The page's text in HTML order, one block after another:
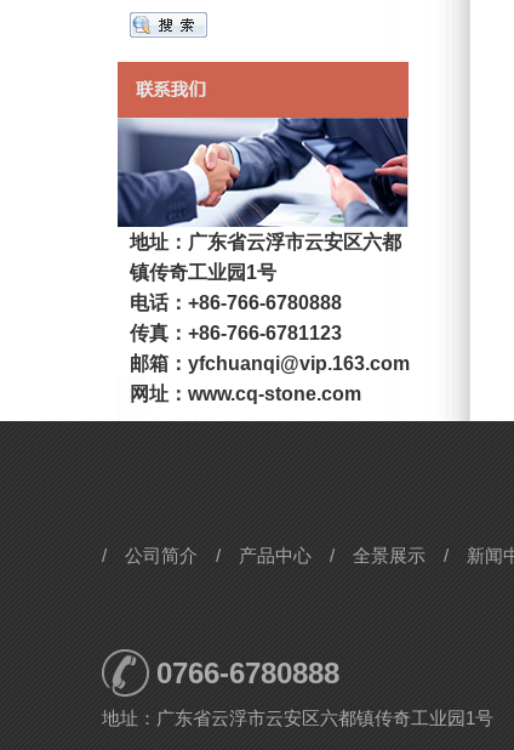
地址：广东省云浮市云安区六都
镇传奇工业园1号
电话：+86-766-6780888
传真：+86-766-6781123
邮箱：yfchuanqi@vip.163.com
网址：www.cq-stone.com
/ 公司简介 / 产品中心 / 全景展示 / 新闻
0766-6780888
地址：广东省云浮市云安区六都镇传奇工业园1号